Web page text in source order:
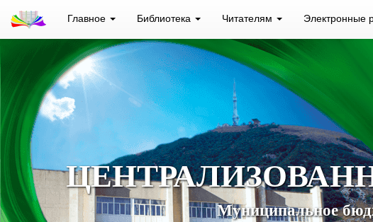
Главное Библиотека Читателям Электронные
Муниципальное